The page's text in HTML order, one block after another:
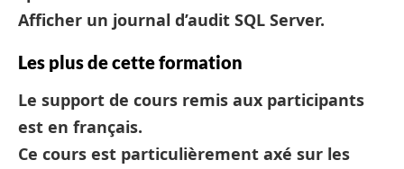
Afficher un journal d’audit SQL Server.
Les plus de cette formation
Le support de cours remis aux participants
est en français.
Ce cours est particulièrement axé sur les